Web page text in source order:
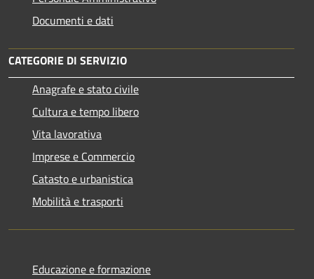
Documenti e dati
CATEGORIE DI SERVIZIO
Anagrafe e stato civile
Cultura e tempo libero
Vita lavorativa
Imprese e Commercio
Catasto e urbanistica
Mobilità e trasporti
Educazione e formazione